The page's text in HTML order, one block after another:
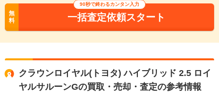
無
料
90秒で終わるカンタン入力
一括査定依頼スタート
クラウンロイヤル(トヨタ) ハイブリッド 2.5 ロイ
ヤルサルーンGの買取・売却・査定の参考情報